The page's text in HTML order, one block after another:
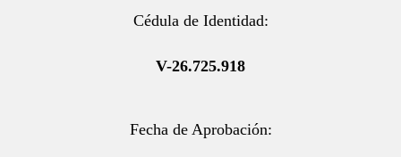
Cédula de Identidad:
V-26.725.918
Fecha de Aprobación: